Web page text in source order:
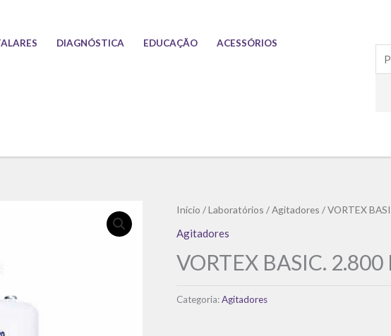
DIAGNÓSTICA EDUCAÇÃO ACESSÓRIOS
Início /Laboratórios /Agitadores / VORTEX
Agitadores
VORTEX BASIC. 2.800
Categoria:Agitadores